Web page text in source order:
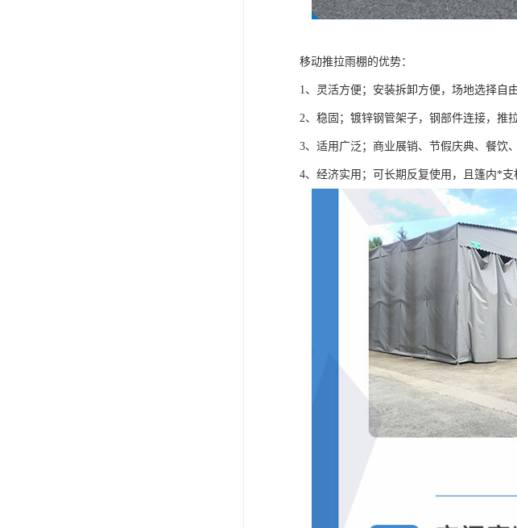
移动推拉雨棚的优势：
1、灵活方便；安装拆卸方便，场地选择自
2、稳固；镀锌钢管架子，钢部件连接，推
3、适用广泛；商业展销、节假庆典、餐饮
4、经济实用；可长期反复使用，且篷内*支